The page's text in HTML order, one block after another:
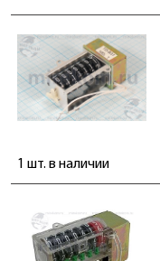
1 шт. в наличии